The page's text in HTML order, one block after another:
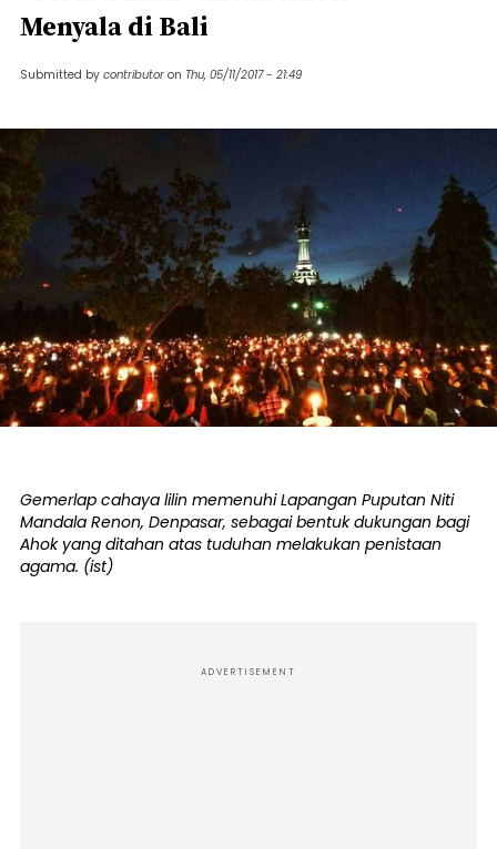
Menyala di Bali
Submitted by contributor on Thu, 05/11/2017 - 21:49
Gemerlap cahaya lilin memenuhi Lapangan Puputan Niti
Mandala Renon, Denpasar, sebagai bentuk dukungan bagi
Ahok yang ditahan atas tuduhan melakukan penistaan
agama. (ist)
ADVERTISEMENT